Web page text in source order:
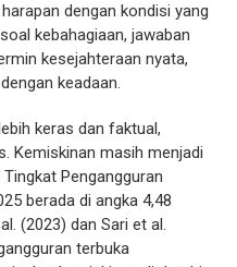
dengan kondisi yang
kebahagiaan, jawaban
kesejahteraan nyata,
keadaan.
keras dan faktual,
Kemiskinan masih menjadi
Pengangguran
berada di angka 4,48
(2023) dan Sari et al.
terbuka